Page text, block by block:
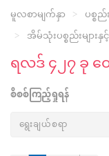
မူလစာမျက်နှာ
ပစ္စ
အိမ်သုံးပစ္စည်းများ
ရလဒ် ၄၂၇ ခု
စိစစ်ကြည့်ရှုရန်